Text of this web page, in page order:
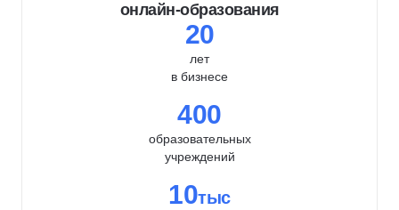
онлайн-образования
20
лет
в бизнесе
400
образовательных
учреждений
10тыс